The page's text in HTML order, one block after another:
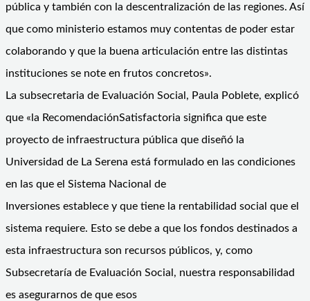
pública y también con la descentralización de las regiones. Así
que como ministerio estamos muy contentas de poder estar
colaborando y que la buena articulación entre las distintas
instituciones se note en frutos concretos».
La subsecretaria de Evaluación Social, Paula Poblete, explicó
que «la RecomendaciónSatisfactoria significa que este
proyecto de infraestructura pública que diseñó la
Universidad de La Serena está formulado en las condiciones
en las que el Sistema Nacional de
Inversiones establece y que tiene la rentabilidad social que el
sistema requiere. Esto se debe a que los fondos destinados a
esta infraestructura son recursos públicos, y, como
Subsecretaría de Evaluación Social, nuestra responsabilidad
es asegurarnos de que esos